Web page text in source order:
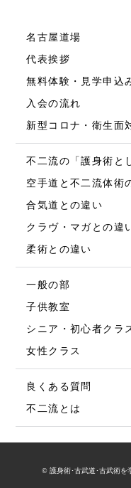
名古屋道場
代表挨拶
無料体験・見学申込
入会の流れ
新型コロナ・衛生面
不二流の「護身術と
空手道と不二流体術
合気道との違い
クラヴ・マガとの違
柔術との違い
一般の部
子供教室
シニア・初心者クラ
女性クラス
良くある質問
不二流とは
© 護身術･古武道･古武術を